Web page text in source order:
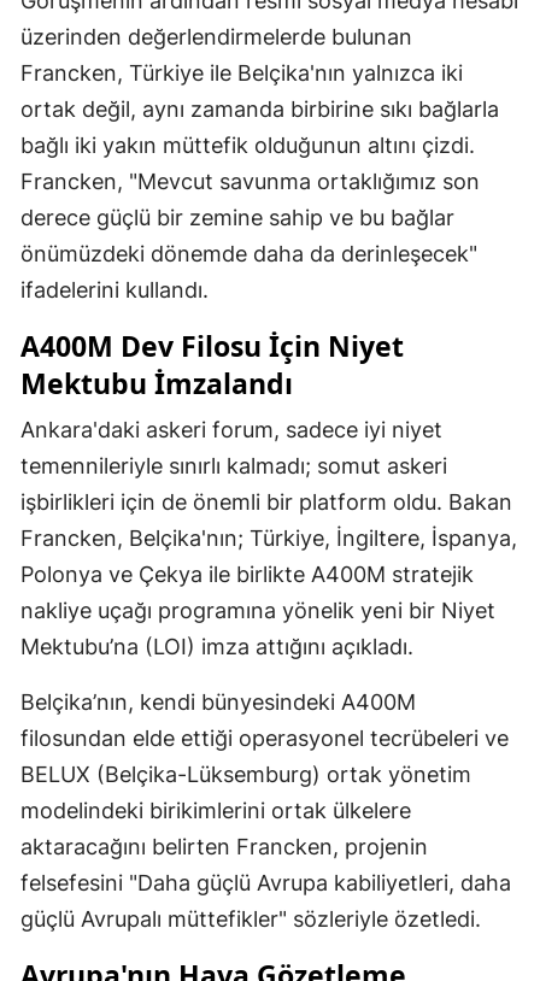
üzerinden değerlendirmelerde bulunan
Francken, Türkiye ile Belçika'nın yalnızca iki
ortak değil, aynı zamanda birbirine sıkı bağlarla
bağlı iki yakın müttefik olduğunun altını çizdi.
Francken, "Mevcut savunma ortaklığımız son
derece güçlü bir zemine sahip ve bu bağlar
önümüzdeki dönemde daha da derinleşecek"
ifadelerini kullandı.
A400M Dev Filosu İçin Niyet
Mektubu İmzalandı
Ankara'daki askeri forum, sadece iyi niyet
temennileriyle sınırlı kalmadı; somut askeri
işbirlikleri için de önemli bir platform oldu. Bakan
Francken, Belçika'nın; Türkiye, İngiltere, İspanya,
Polonya ve Çekya ile birlikte A400M stratejik
nakliye uçağı programına yönelik yeni bir Niyet
Mektubu’na (LOI) imza attığını açıkladı.
Belçika’nın, kendi bünyesindeki A400M
filosundan elde ettiği operasyonel tecrübeleri ve
BELUX (Belçika-Lüksemburg) ortak yönetim
modelindeki birikimlerini ortak ülkelere
aktaracağını belirten Francken, projenin
felsefesini "Daha güçlü Avrupa kabiliyetleri, daha
güçlü Avrupalı müttefikler" sözleriyle özetledi.